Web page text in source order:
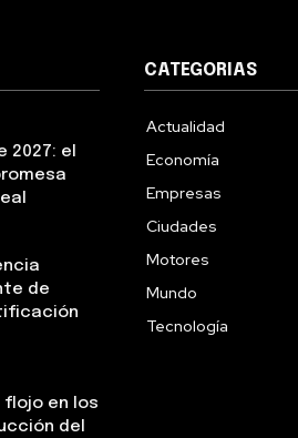
2027: el
de
flojo en los
del
CATEGORIAS
Actualidad
Economía
Empresas
Ciudades
Motores
Mundo
Tecnología